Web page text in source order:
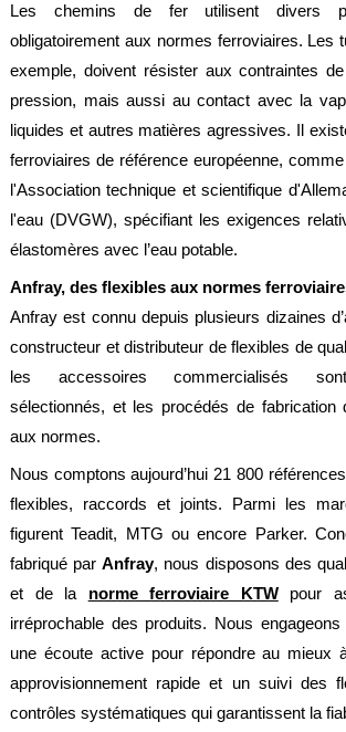
Ferroviaire
Maintenance
La
société
Présentation
Domaines
d'activité
Nos
Conditions
vente
Actualités
Bibliothèque
Anfray
Support
Tutoriels
techniques
Normes
Directives
Les chemins de fer utilisent divers
obligatoirement aux normes ferroviaires. Les
exemple, doivent résister aux contraintes
pression, mais aussi au contact avec la
liquides et autres matières agressives. Il
ferroviaires de référence européenne,
l'Association technique et scientifique
l'eau (DVGW), spécifiant les exigences
élastomères avec l’eau potable.
Anfray, des flexibles aux normes
Anfray est connu depuis plusieurs dizaines
constructeur et distributeur de flexibles de
les accessoires commercialisés
sélectionnés, et les procédés de fabrication
aux normes.
Nous comptons aujourd’hui 21 800
flexibles, raccords et joints. Parmi les
figurent Teadit, MTG ou encore Parker.
fabriqué parAnfray, nous disposons des
et de la norme ferroviaire KTWpour
irréprochable des produits. Nous
une écoute active pour répondre au mieux
approvisionnement rapide et un suivi des
contrôles systématiques qui garantissent la